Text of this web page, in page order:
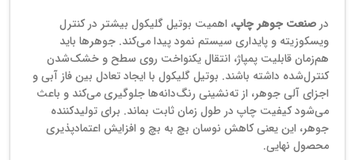
در صنعت جوهر چاپ، اهمیت بوتیل گلیکول بیشتر در کنترل
ویسکوزیته و پایداری سیستم نمود پیدا می‌کند. جوهرها باید
هم‌زمان قابلیت پمپاژ، انتقال یکنواخت روی سطح و خشک‌شدن
کنترل‌شده داشته باشند. بوتیل گلیکول با ایجاد تعادل بین فاز آبی و
اجزای آلی جوهر، از ته‌نشینی رنگ‌دانه‌ها جلوگیری می‌کند و باعث
می‌شود کیفیت چاپ در طول زمان ثابت بماند. برای تولیدکننده
جوهر، این یعنی کاهش نوسان بچ به بچ و افزایش اعتمادپذیری
محصول نهایی.